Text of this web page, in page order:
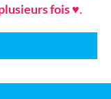
fois♥.